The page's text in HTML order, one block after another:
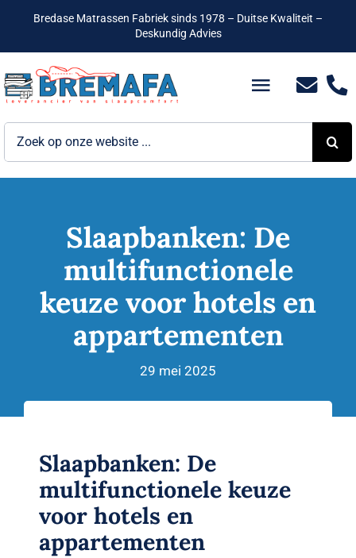
inhoud
Bredase Matrassen Fabriek sinds 1978 – Duitse Kwaliteit –
Deskundig Advies
Toggle
Bedden
Hotelbedden
Matrassen
Boxsprings
Lattenbodems
Verwante artikelen
Brandvertragend
Contact
Slaapbanken: De
multifunctionele
keuze voor hotels en
appartementen
29 mei 2025
Slaapbanken: De
multifunctionele keuze
voor hotels en
appartementen